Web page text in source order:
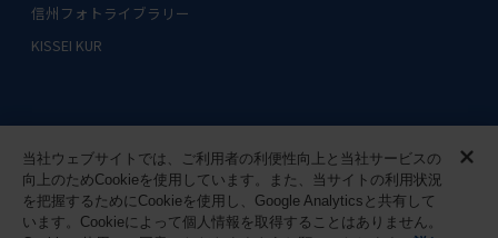
信州フォトライブラリー
KISSEI KUR
サイトマップ ご利用条件
個人情報に関する取り組み お問い合わせ
当社ウェブサイトでは、ご利用者の利便性向上と当社サービスの
向上のためCookieを使用しています。また、当サイトの利用状況
を把握するためにCookieを使用し、Google Analyticsと共有して
います。Cookieによって個人情報を取得することはありません。